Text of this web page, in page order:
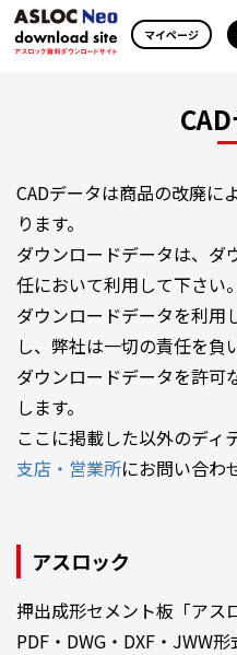
マイページ
CADデータは商品の改廃に
ります。
ダウンロードデータは、ダ
任において利用して下さい。
ダウンロードデータを利用
し、弊社は一切の責任を負
ダウンロードデータを許可
します。
ここに掲載した以外のディ
支店・営業所にお問い合わ
アスロック
押出成形セメント板「アス
PDF・DWG・DXF・JWW